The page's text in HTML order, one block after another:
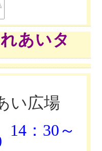
あいタ
い広場
14：30～